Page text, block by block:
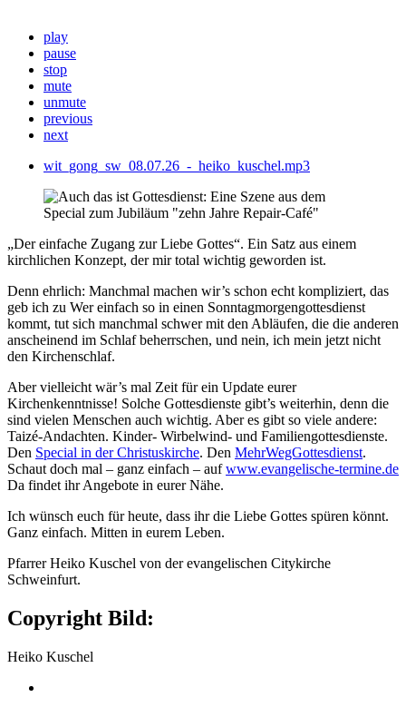
play
pause
stop
mute
unmute
previous
next
wit_gong_sw_08.07.26_-_heiko_kuschel.mp3
„Der einfache Zugang zur Liebe Gottes“. Ein Satz aus einem
kirchlichen Konzept, der mir total wichtig geworden ist.
Denn ehrlich: Manchmal machen wir’s schon echt kompliziert, das
geb ich zu Wer einfach so in einen Sonntagmorgengottesdienst
kommt, tut sich manchmal schwer mit den Abläufen, die die anderen
anscheinend im Schlaf beherrschen, und nein, ich mein jetzt nicht
den Kirchenschlaf.
Aber vielleicht wär’s mal Zeit für ein Update eurer
Kirchenkenntnisse! Solche Gottesdienste gibt’s weiterhin, denn die
sind vielen Menschen auch wichtig. Aber es gibt so viele andere:
Taizé-Andachten. Kinder- Wirbelwind- und Familiengottesdienste.
Den Special in der Christuskirche. Den MehrWegGottesdienst.
Schaut doch mal – ganz einfach – aufwww.evangelische-termine.de
Da findet ihr Angebote in eurer Nähe.
Ich wünsch euch für heute, dass ihr die Liebe Gottes spüren könnt.
Ganz einfach. Mitten in eurem Leben.
Pfarrer Heiko Kuschel von der evangelischen Citykirche
Schweinfurt.
Copyright Bild:
Heiko Kuschel